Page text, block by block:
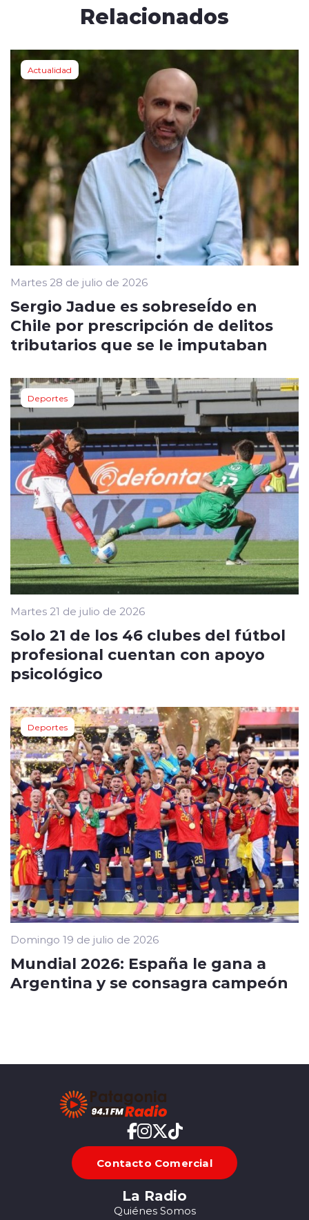
Relacionados
Actualidad
Martes 28 de julio de 2026
Sergio Jadue es sobreseÍdo en
Chile por prescripción de delitos
tributarios que se le imputaban
Deportes
Martes 21 de julio de 2026
Solo 21 de los 46 clubes del fútbol
profesional cuentan con apoyo
psicológico
Deportes
Domingo 19 de julio de 2026
Mundial 2026: España le gana a
Argentina y se consagra campeón
Contacto Comercial
La Radio
Quiénes Somos